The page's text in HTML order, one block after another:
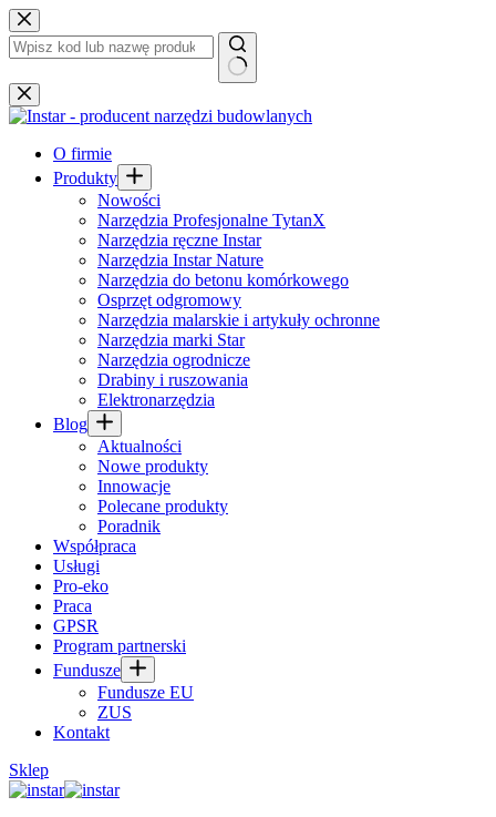
Przejdź
do
treści
Brak
wyników
O firmie
Produkty
Nowości
Narzędzia Profesjonalne TytanX
Narzędzia ręczne Instar
Narzędzia Instar Nature
Narzędzia do betonu komórkowego
Osprzęt odgromowy
Narzędzia malarskie i artykuły ochronne
Narzędzia marki Star
Narzędzia ogrodnicze
Drabiny i ruszowania
Elektronarzędzia
Blog
Aktualności
Nowe produkty
Innowacje
Polecane produkty
Poradnik
Współpraca
Usługi
Pro-eko
Praca
GPSR
Program partnerski
Fundusze
Fundusze EU
ZUS
Kontakt
Sklep